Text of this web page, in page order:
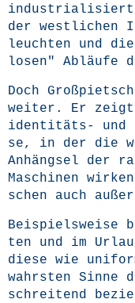
der west­li­chen
leuch­ten und
lo­sen" Abläu­fe
Doch
wei­ter. Er
iden­ti­täts- und
se, in der die
Anhäng­sel der
Maschi­nen
schen auch
Bei­spiels­wei­se
ten und im
die­se wie
wahrs­ten Sin­ne
schrei­tend